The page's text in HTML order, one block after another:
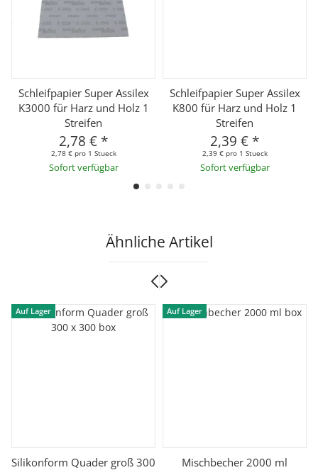
Schleifpapier Super Assilex
K3000 für Harz und Holz 1
Streifen
2,78 € *
2,78 € pro 1 Stueck
Sofort verfügbar
Schleifpapier Super Assilex
K800 für Harz und Holz 1
Streifen
2,39 € *
2,39 € pro 1 Stueck
Sofort verfügbar
Ähnliche Artikel
Auf Lager
Silikonform Quader groß 300
Auf Lager
Mischbecher 2000 ml